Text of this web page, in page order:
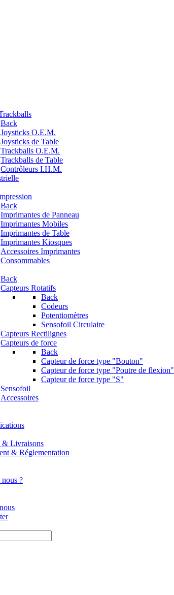
Back
Joysticks O.E.M.
Joysticks de Table
Trackballs O.E.M.
Trackballs de Table
Contrôleurs I.H.M.
Back
Imprimantes de Panneau
Imprimantes Mobiles
Imprimantes de Table
Imprimantes Kiosques
Accessoires Imprimantes
Consommables
Back
Capteurs Rotatifs
Back
Codeurs
Potentiomètres
Sensofoil Circulaire
Capteurs Rectilignes
Capteurs de force
Back
Capteur de force type "Bouton"
Capteur de force type "Poutre de flexion"
Capteur de force type "S"
Sensofoil
Accessoires
& Livraisons
& Réglementation
?